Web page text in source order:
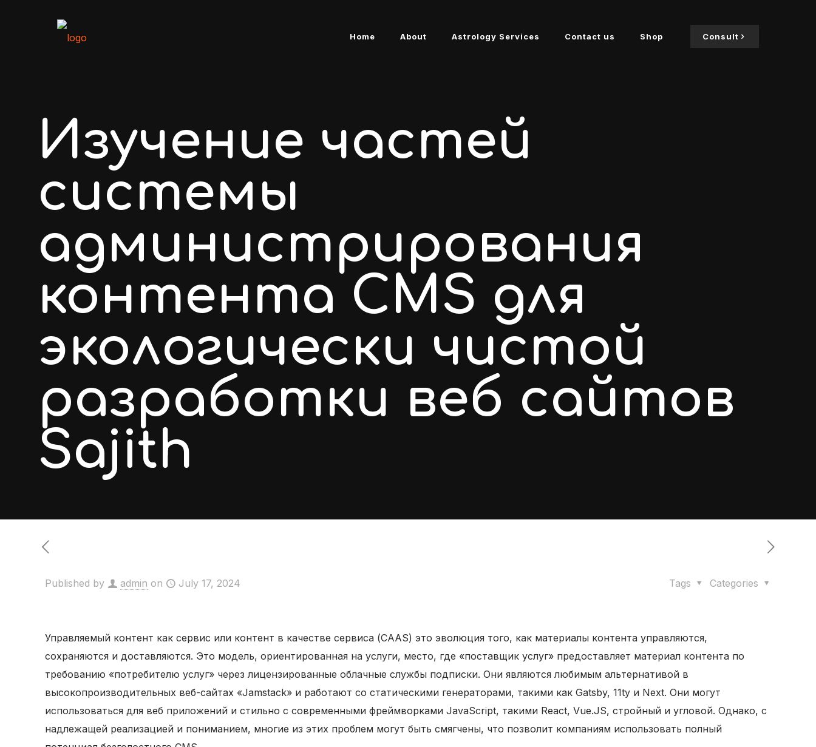
Home About Astrology Services Contact us Shop Consult
Изучение частей
системы
администрирования
контента CMS для
экологически чистой
разработки веб сайтов
Sajith
Published by admin on July 17, 2024 Categories
Tags
Управляемый контент как сервис или контент в качестве сервиса (CAAS) это эволюция того, как материалы контента управляются,
сохраняются и доставляются. Это модель, ориентированная на услуги, место, где «поставщик услуг» предоставляет материал контента по
требованию «потребителю услуг» через лицензированные облачные службы подписки. Они являются любимым альтернативой в
высокопроизводительных веб-сайтах «Jamstack» и работают со статическими генераторами, такими как Gatsby, 11ty и Next. Они могут
использоваться для веб приложений и стильно с современными фреймворками JavaScript, такими React, Vue.JS, стройный и угловой. Однако, с
надлежащей реализацией и пониманием, многие из этих проблем могут быть смягчены, что позволит компаниям использовать полный